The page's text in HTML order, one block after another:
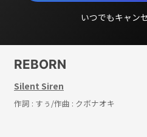
いつでもキャン
REBORN
Silent Siren
作詞 : すぅ /作曲 : クボナオキ